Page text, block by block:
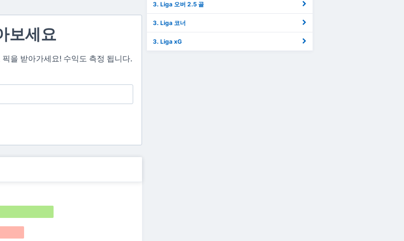
보세요
을 받아가세요! 수익도 측정 됩니다.
3. Liga 오버 2.5 골
3. Liga 코너
3. Liga xG